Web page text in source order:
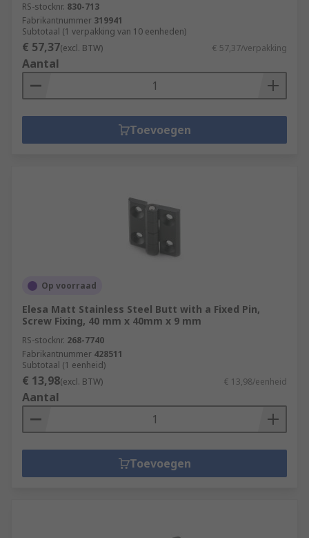
RS-stocknr. 830-713
Fabrikantnummer 319941
Subtotaal (1 verpakking van 10 eenheden)
€ 57,37(excl. BTW) € 57,37/verpakking
Aantal
Toevoegen
Op voorraad
Elesa Matt Stainless Steel Butt with a Fixed Pin,
Screw Fixing, 40 mm x 40mm x 9 mm
RS-stocknr. 268-7740
Fabrikantnummer 428511
Subtotaal (1 eenheid)
€ 13,98(excl. BTW) € 13,98/eenheid
Aantal
Toevoegen